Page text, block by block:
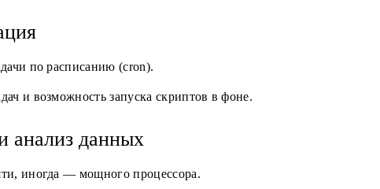
по расписанию (cron).
и возможность запуска скриптов в фоне.
анализ данных
иногда — мощного процессора.